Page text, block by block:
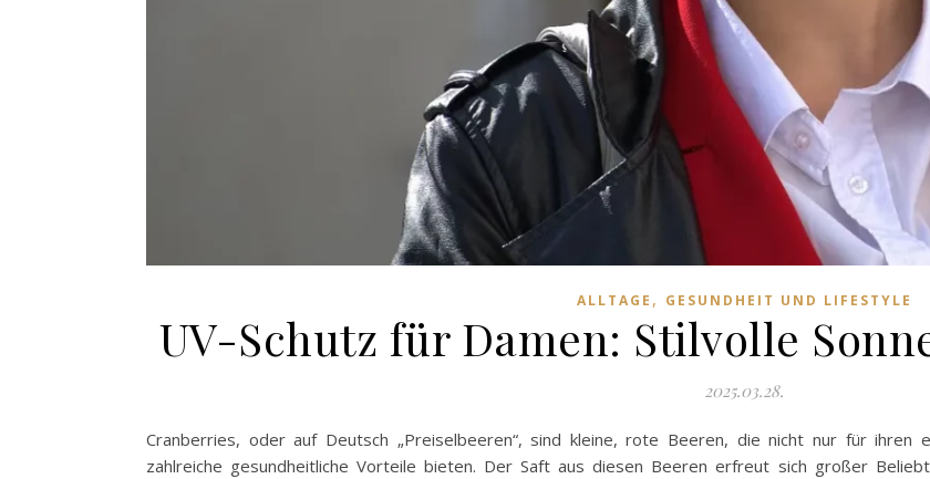
ALLTAGE , GESUNDHEIT UND LIFESTYLE
UV-Schutz für Damen: Stilvolle
2025.03.28.
Cranberries, oder auf Deutsch „Preiselbeeren“, sind kleine, rote Beeren, die nicht nur für ihren
zahlreiche gesundheitliche Vorteile bieten. Der Saft aus diesen Beeren erfreut sich großer